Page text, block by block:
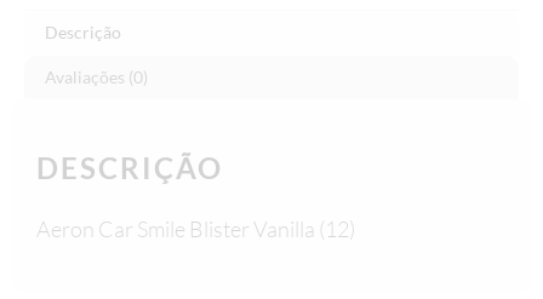
Descrição
Avaliações (0)
DESCRIÇÃO
Aeron Car Smile Blister Vanilla (12)